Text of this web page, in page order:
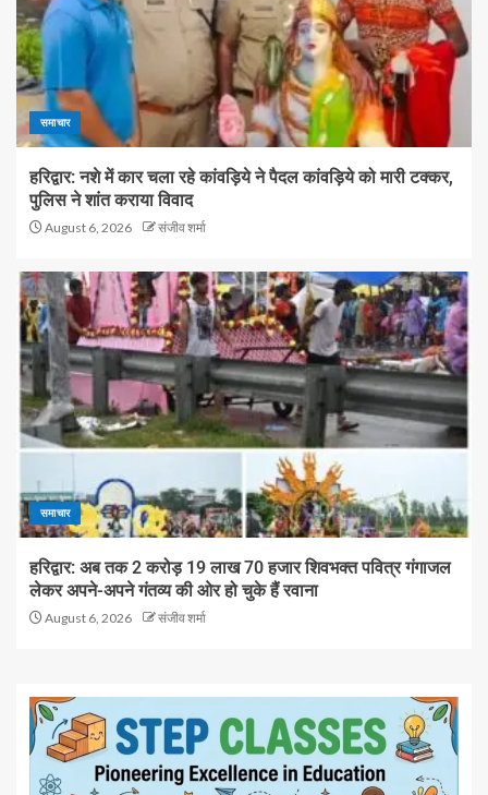
समाचार
हरिद्वार: नशे में कार चला रहे कांवड़िये ने पैदल कांवड़िये को मारी टक्कर,
पुलिस ने शांत कराया विवाद
August 6, 2026 संजीव शर्मा
समाचार
हरिद्वार: अब तक 2 करोड़ 19 लाख 70 हजार शिवभक्त पवित्र गंगाजल
लेकर अपने-अपने गंतव्य की ओर हो चुके हैं रवाना
August 6, 2026 संजीव शर्मा